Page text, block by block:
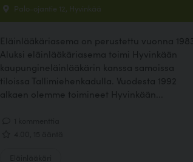
Palo-ojantie 12, Hyvinkää
Eläinlääkäriasema on perustettu vuonna 1983.
Aluksi eläinlääkäriasema toimi Hyvinkään
kaupungineläinlääkärin kanssa samoissa
tiloissa Tallimiehenkadulla. Vuodesta 1992
alkaen olemme toimineet Hyvinkään...